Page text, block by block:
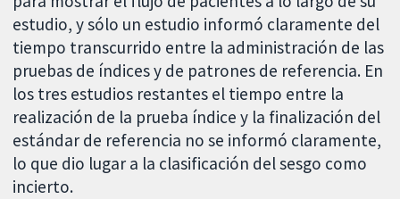
estudio, y sólo un estudio informó claramente del
tiempo transcurrido entre la administración de las
pruebas de índices y de patrones de referencia. En
los tres estudios restantes el tiempo entre la
realización de la prueba índice y la finalización del
estándar de referencia no se informó claramente,
lo que dio lugar a la clasificación del sesgo como
incierto.